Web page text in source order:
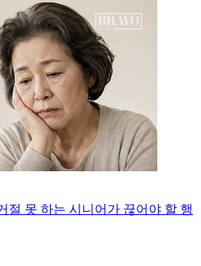
절 못 하는 시니어가 끊어야 할 행